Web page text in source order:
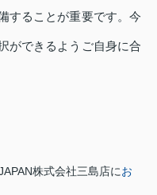
することが重要です。今
ができるようご自身に合
株式会社三島店にお